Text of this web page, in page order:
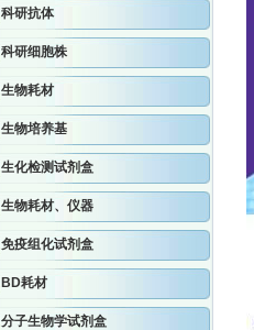
科研抗体
科研细胞株
生物耗材
生物培养基
生化检测试剂盒
生物耗材、仪器
免疫组化试剂盒
BD耗材
分子生物学试剂盒